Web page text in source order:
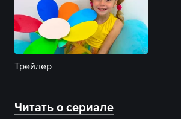
Трейлер
Читать о сериале